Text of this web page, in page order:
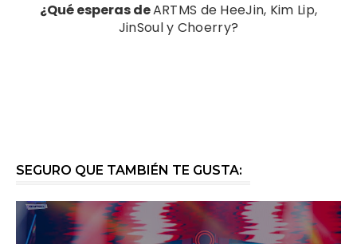
¿Qué esperas deARTMS de HeeJin, Kim Lip,
JinSoul y Choerry?
SEGURO QUE TAMBIÉN TE GUSTA: